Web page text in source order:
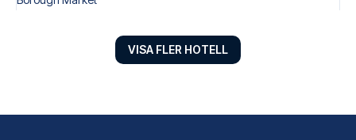
VISA FLER HOTELL